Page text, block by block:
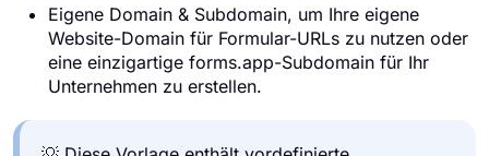
Eigene Domain & Subdomain, um Ihre eigene
Website-Domain für Formular-URLs zu nutzen oder
eine einzigartige forms.app-Subdomain für Ihr
Unternehmen zu erstellen.